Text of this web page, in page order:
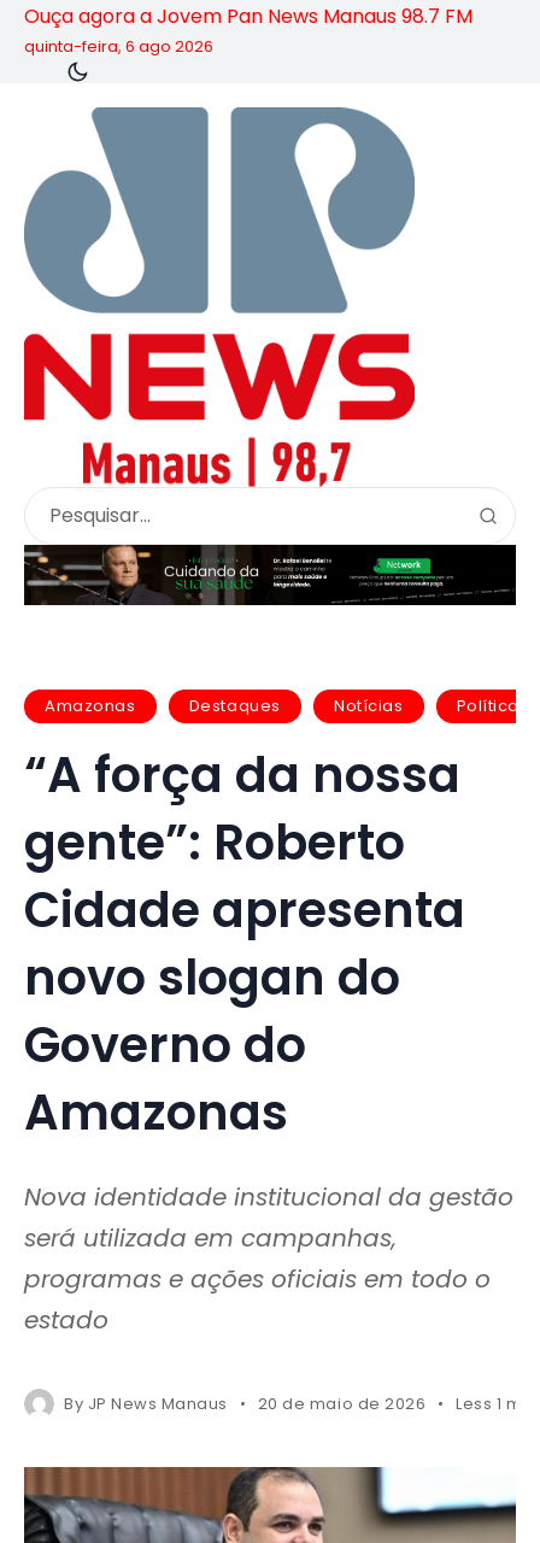
Ouça agora a Jovem Pan News Manaus 98.7 FM
quinta-feira, 6 ago 2026
Amazonas Destaques Notícias Política
“A força da nossa
gente”: Roberto
Cidade apresenta
novo slogan do
Governo do
Amazonas
Nova identidade institucional da gestão
será utilizada em campanhas,
programas e ações oficiais em todo o
estado
By JP News Manaus 20 de maio de 2026 Less 1